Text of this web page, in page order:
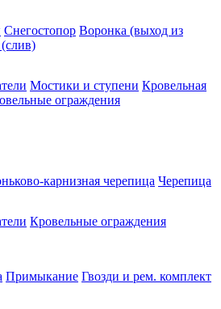
Снегостопор Воронка (выход из
Мостики и ступени Кровельная
ограждения
карнизная черепица Черепица
Кровельные ограждения
Примыкание Гвозди и рем. комплект